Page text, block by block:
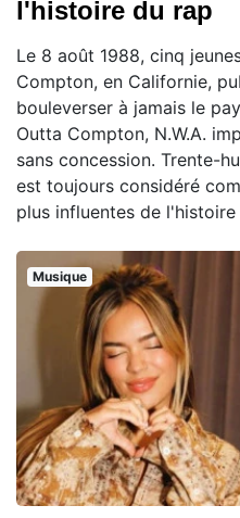
l'histoire du rap
Le 8 août 1988, cinq
Compton, en Californie,
bouleverser à jamais le
Outta Compton, N.W.A.
sans concession. Trente-
est toujours considéré
plus influentes de
Musique